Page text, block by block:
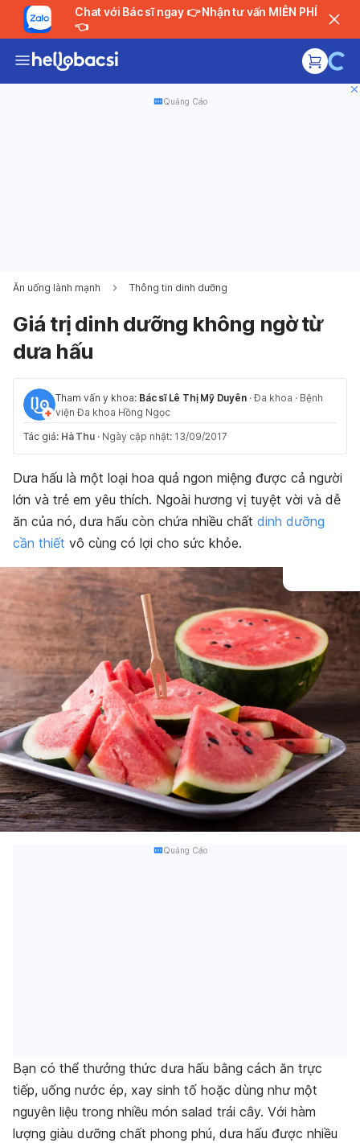
Chat với Bác sĩ ngay 👉 Nhận tư vấn MIỄN PHÍ
👈
Quảng Cáo
Ăn uống lành mạnh Thông tin dinh dưỡng
Giá trị dinh dưỡng không ngờ từ
dưa hấu
Tham vấn y khoa: Bác sĩ Lê Thị Mỹ Duyên ·Đa khoa · Bệnh
viện Đa khoa Hồng Ngọc
Tác giả: Hà Thu · Ngày cập nhật: 13/09/2017
Dưa hấu là một loại hoa quả ngon miệng được cả người
lớn và trẻ em yêu thích. Ngoài hương vị tuyệt vời và dễ
ăn của nó, dưa hấu còn chứa nhiều chất dinh dưỡng
cần thiết vô cùng có lợi cho sức khỏe.
Quảng Cáo
Bạn có thể thưởng thức dưa hấu bằng cách ăn trực
tiếp, uống nước ép, xay sinh tố hoặc dùng như một
nguyên liệu trong nhiều món salad trái cây. Với hàm
lượng giàu dưỡng chất phong phú, dưa hấu được nhiều